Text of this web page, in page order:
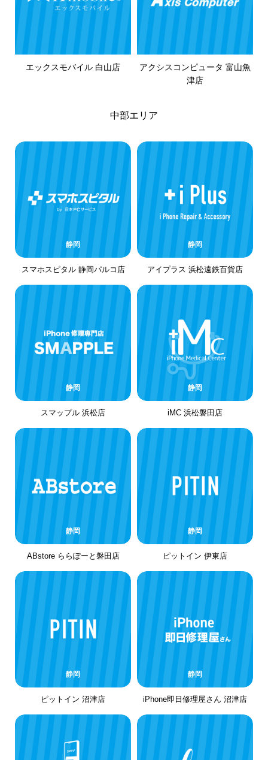
エックスモバイル 白山店
アクシスコンピュータ 富山魚
津店
中部エリア
静岡
スマホスピタル 静岡パルコ店
静岡
アイプラス 浜松遠鉄百貨店
静岡
スマップル 浜松店
静岡
iMC 浜松磐田店
静岡
ABstore ららぽーと磐田店
静岡
ピットイン 伊東店
静岡
ピットイン 沼津店
静岡
iPhone即日修理屋さん 沼津店